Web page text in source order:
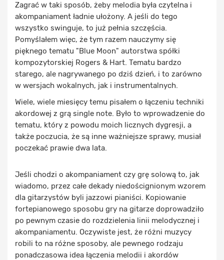
Zagrać w taki sposób, żeby melodia była czytelna i
akompaniament ładnie ułożony. A jeśli do tego
wszystko swinguje, to już pełnia szczęścia.
Pomyślałem więc, że tym razem nauczymy się
pięknego tematu "Blue Moon" autorstwa spółki
kompozytorskiej Rogers & Hart. Tematu bardzo
starego, ale nagrywanego po dziś dzień, i to zarówno
w wersjach wokalnych, jak i instrumentalnych.
Wiele, wiele miesięcy temu pisałem o łączeniu techniki
akordowej z grą single note. Było to wprowadzenie do
tematu, który z powodu moich licznych dygresji, a
także poczucia, że są inne ważniejsze sprawy, musiał
poczekać prawie dwa lata.
Jeśli chodzi o akompaniament czy grę solową to, jak
wiadomo, przez całe dekady niedoścignionym wzorem
dla gitarzystów byli jazzowi pianiści. Kopiowanie
fortepianowego sposobu gry na gitarze doprowadziło
po pewnym czasie do rozdzielenia linii melodycznej i
akompaniamentu. Oczywiste jest, że różni muzycy
robili to na różne sposoby, ale pewnego rodzaju
ponadczasowa idea łączenia melodii i akordów